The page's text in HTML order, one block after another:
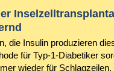
die Insulin produzieren
für Typ-1-Diabetiker
wieder für